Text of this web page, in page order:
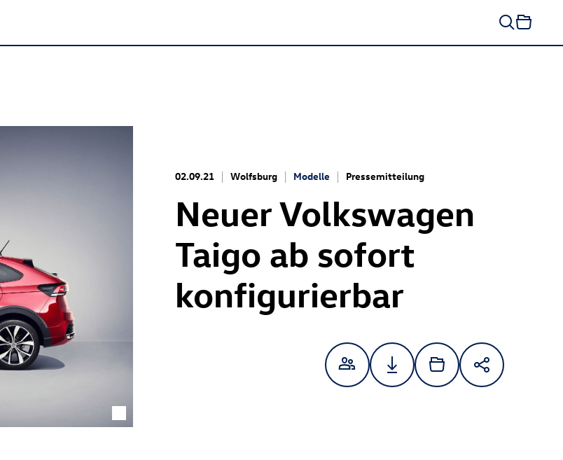
02.09.21 Wolfsburg Modelle Pressemitteilung
Neuer Volkswagen
Taigo ab sofort
konfigurierbar